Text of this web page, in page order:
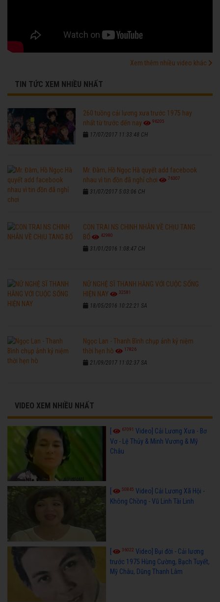
Xem thêm nhiều video khác
TIN TỨC XEM NHIỀU NHẤT
260 tuồng cải lương xưa trước 1975 hay
nhất từ trước đến nay
96205
17/07/2017 11:33:48 CH
Mr. Đàm, Hồ Ngọc Hà quyết add facebook
nhau vì tin đồn đã nghỉ chơi
76307
31/07/2017 5:03:06 CH
CON TRAI NS CHINH NHẪN VỀ CHỊU TANG
BỐ
42980
31/01/2016 1:08:47 CH
NỮ NGHỆ SĨ THANH HẰNG VỚI CUỘC SỐNG
HIỆN NAY
32581
18/05/2016 10:22:21 SA
Ngọc Lan - Thanh Bình chụp ảnh kỷ niệm
thời hẹn hò
17826
21/09/2017 11:02:37 SA
VIDEO XEM NHIỀU NHẤT
[ 67091 Video] Cải Lương Xưa - Bơ
Vơ - Lệ Thủy & Minh Vương & Mỹ
Châu
50845 Video] Cải Lương Xã Hội -
Không Chồng - Vũ Linh Tài Linh
36022 Video] Bụi đời - Cải lương
trước 1975 Hùng Cường, Bạch Tuyết,
Mỹ Châu, Dũng Thanh Lâm